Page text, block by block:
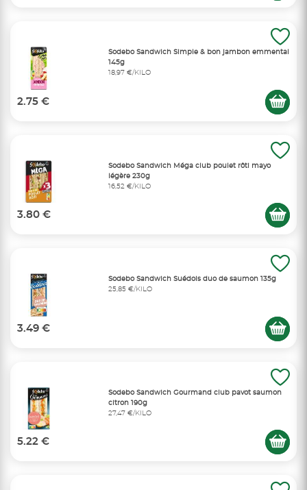
Sodebo Sandwich Simple & bon jambon emmental
145g
18,97 €/KILO
2.75 €
Sodebo Sandwich Méga club poulet rôti mayo
légère 230g
16,52 €/KILO
3.80 €
Sodebo Sandwich Suédois duo de saumon 135g
25,85 €/KILO
3.49 €
Sodebo Sandwich Gourmand club pavot saumon
citron 190g
27,47 €/KILO
5.22 €